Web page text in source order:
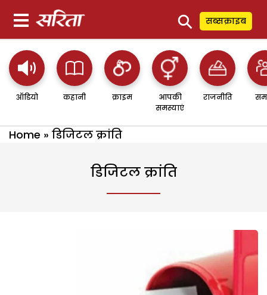
⚲ सब्सक्राइब
ऑडियो कहानी क्राइम
आपकी
समस्याएं
राजनीति
Home » डिजिटल क्रांति
डिजिटल क्रांति